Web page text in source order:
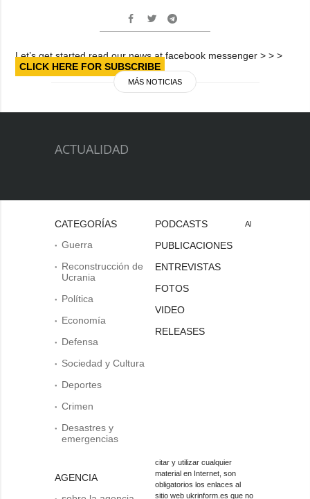
Let’s get started read our news at facebook messenger > > >
CLICK HERE FOR SUBSCRIBE
MÁS NOTICIAS
ACTUALIDAD
CATEGORÍAS
Guerra
Reconstrucción de
Ucrania
Política
Economía
Defensa
Sociedad y Cultura
Deportes
Crimen
Desastres y
emergencias
AGENCIA
PODCASTS
PUBLICACIONES
ENTREVISTAS
FOTOS
VIDEO
RELEASES
Al
citar y utilizar cualquier
material en Internet, son
obligatorios los enlaces al
sitio web ukrinform.es que no